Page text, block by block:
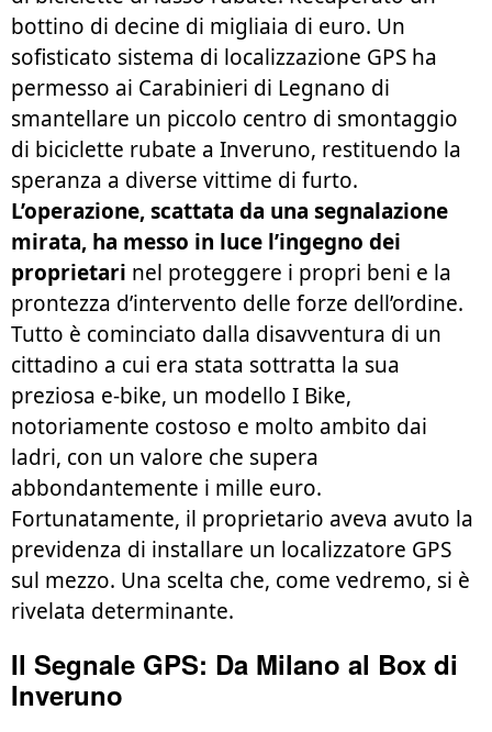
bottino di decine di migliaia di euro. Un
sofisticato sistema di localizzazione GPS ha
permesso ai Carabinieri di Legnano di
smantellare un piccolo centro di smontaggio
di biciclette rubate a Inveruno, restituendo la
speranza a diverse vittime di furto.
L’operazione, scattata da una segnalazione
mirata, ha messo in luce l’ingegno dei
proprietari nel proteggere i propri beni e la
prontezza d’intervento delle forze dell’ordine.
Tutto è cominciato dalla disavventura di un
cittadino a cui era stata sottratta la sua
preziosa e-bike, un modello I Bike,
notoriamente costoso e molto ambito dai
ladri, con un valore che supera
abbondantemente i mille euro.
Fortunatamente, il proprietario aveva avuto la
previdenza di installare un localizzatore GPS
sul mezzo. Una scelta che, come vedremo, si è
rivelata determinante.
Il Segnale GPS: Da Milano al Box di
Inveruno